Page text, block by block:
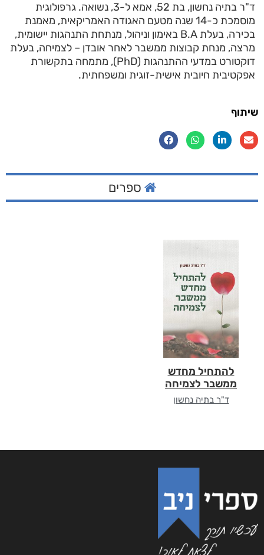
ד"ר בתיה נחשון, בת 52, אמא ל-3, נשואה. גרפולוגית
מוסמכת כ-14 שנה מטעם האגודה האמריקאית, מאמנת
בכירה, בעלת B.A באימון וניהול, מנתחת התנהגות יישומית,
מרצה, מנחת קבוצות ממשבר לאחר אובדן – לצמיחה, בעלת
דוקטורט במדעי ההתנהגות (PhD), מתמחה בתקשורת
אפקטיבית חיובית אישית-זוגית ומשפחתית.
שיתוף
ספרים
להתחיל מחדש
ממשבר לצמיחה
ד"ר בתיה נחשון